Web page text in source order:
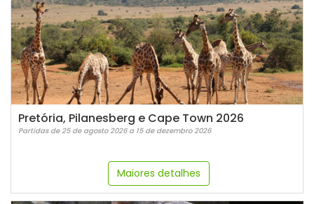
Pretória, Pilanesberg e Cape Town 2026
Partidas de 25 de agosto 2026 a 15 de dezembro 2026
Maiores detalhes